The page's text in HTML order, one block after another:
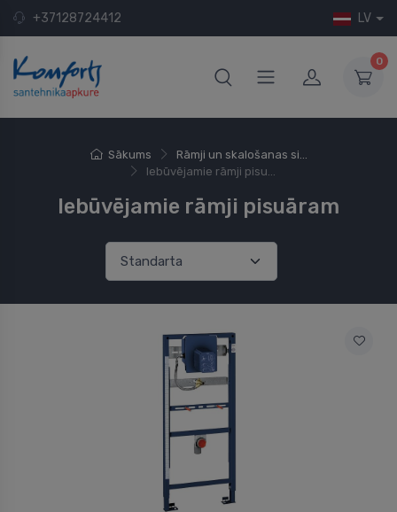
+37128724412 LV
0
Sākums
Rāmji un skalošanas si...
Iebūvējamie rāmji pisu...
Iebūvējamie rāmji pisuāram